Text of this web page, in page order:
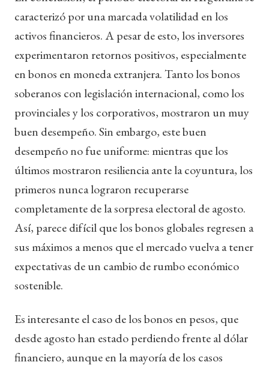
caracterizó por una marcada volatilidad en los
activos financieros. A pesar de esto, los inversores
experimentaron retornos positivos, especialmente
en bonos en moneda extranjera. Tanto los bonos
soberanos con legislación internacional, como los
provinciales y los corporativos, mostraron un muy
buen desempeño. Sin embargo, este buen
desempeño no fue uniforme: mientras que los
últimos mostraron resiliencia ante la coyuntura, los
primeros nunca lograron recuperarse
completamente de la sorpresa electoral de agosto.
Así, parece difícil que los bonos globales regresen a
sus máximos a menos que el mercado vuelva a tener
expectativas de un cambio de rumbo económico
sostenible.
Es interesante el caso de los bonos en pesos, que
desde agosto han estado perdiendo frente al dólar
financiero, aunque en la mayoría de los casos